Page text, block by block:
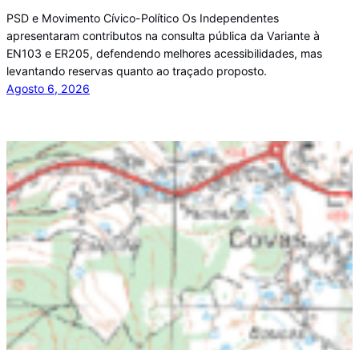
PSD e Movimento Cívico-Político Os Independentes
apresentaram contributos na consulta pública da Variante à
EN103 e ER205, defendendo melhores acessibilidades, mas
levantando reservas quanto ao traçado proposto.
Agosto 6, 2026